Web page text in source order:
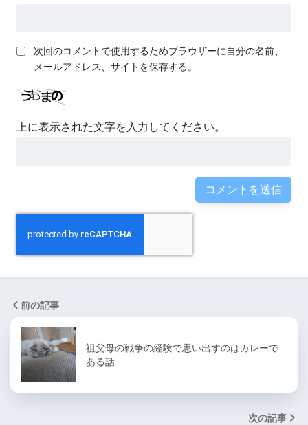
次回のコメントで使用するためブラウザーに自分の名前、
メールアドレス、サイトを保存する。
上に表示された文字を入力してください。
前の記事
祖父母の戦争の経験で思い出すのはカレーで
ある話
次の記事